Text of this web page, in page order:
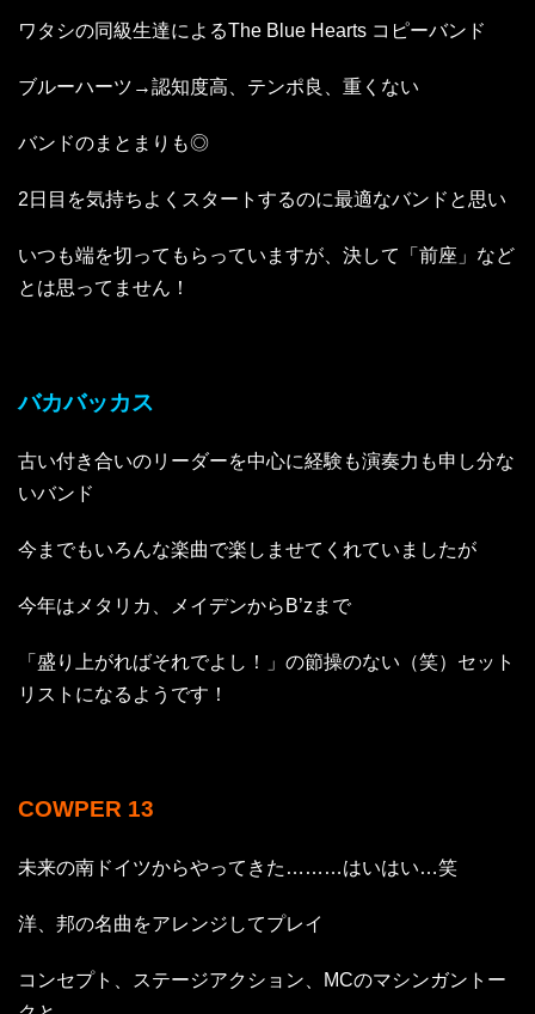
ワタシの同級生達によるThe Blue Hearts コピーバンド
ブルーハーツ→認知度高、テンポ良、重くない
バンドのまとまりも◎
2日目を気持ちよくスタートするのに最適なバンドと思い
いつも端を切ってもらっていますが、決して「前座」など
とは思ってません！
バカバッカス
古い付き合いのリーダーを中心に経験も演奏力も申し分な
いバンド
今までもいろんな楽曲で楽しませてくれていましたが
今年はメタリカ、メイデンからB’zまで
「盛り上がればそれでよし！」の節操のない（笑）セット
リストになるようです！
COWPER 13
未来の南ドイツからやってきた………はいはい…笑
洋、邦の名曲をアレンジしてプレイ
コンセプト、ステージアクション、MCのマシンガントー